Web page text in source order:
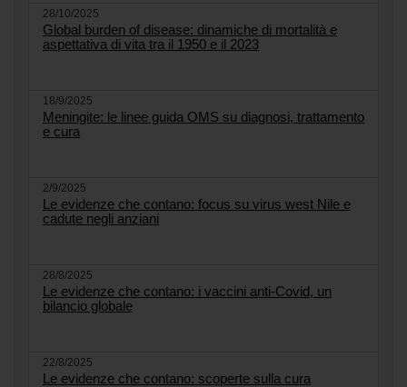
28/10/2025
Global burden of disease: dinamiche di mortalità e
aspettativa di vita tra il 1950 e il 2023
18/9/2025
Meningite: le linee guida OMS su diagnosi, trattamento
e cura
2/9/2025
Le evidenze che contano: focus su virus west Nile e
cadute negli anziani
28/8/2025
Le evidenze che contano: i vaccini anti-Covid, un
bilancio globale
22/8/2025
Le evidenze che contano: scoperte sulla cura